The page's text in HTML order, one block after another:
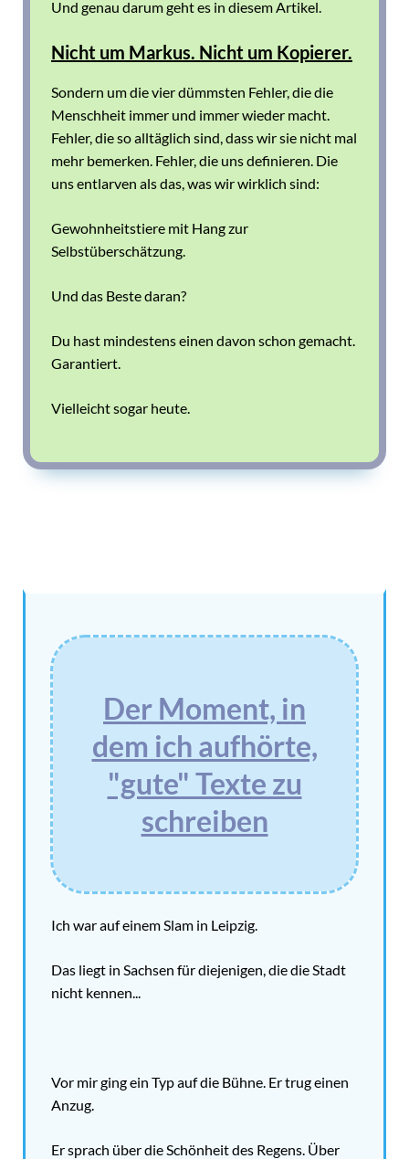
Und genau darum geht es in diesem Artikel.
Nicht um Markus. Nicht um Kopierer.
Sondern um die vier dümmsten Fehler, die die
Menschheit immer und immer wieder macht.
Fehler, die so alltäglich sind, dass wir sie nicht mal
mehr bemerken. Fehler, die uns definieren. Die
uns entlarven als das, was wir wirklich sind:
Gewohnheitstiere mit Hang zur
Selbstüberschätzung.
Und das Beste daran?
Du hast mindestens einen davon schon gemacht.
Garantiert.
Vielleicht sogar heute.
Der Moment, in
dem ich aufhörte,
"gute" Texte zu
schreiben
Ich war auf einem Slam in Leipzig.
Das liegt in Sachsen für diejenigen, die die Stadt
nicht kennen...
Vor mir ging ein Typ auf die Bühne. Er trug einen
Anzug.
Er sprach über die Schönheit des Regens. Über